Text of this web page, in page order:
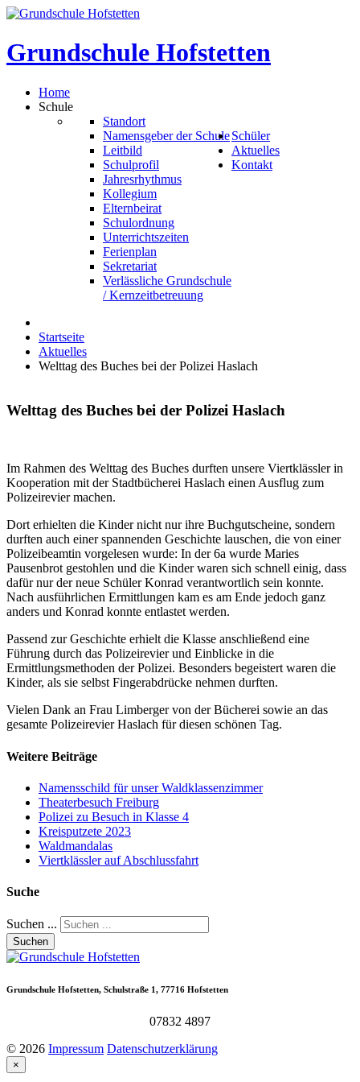
Grundschule Hofstetten
Home
Schule
Standort
Namensgeber der Schule
Leitbild
Schulprofil
Jahresrhythmus
Kollegium
Elternbeirat
Schulordnung
Unterrichtszeiten
Ferienplan
Sekretariat
Verlässliche Grundschule
/ Kernzeitbetreuung
Schüler
Aktuelles
Kontakt
Startseite
Aktuelles
Welttag des Buches bei der Polizei Haslach
Welttag des Buches bei der Polizei Haslach
Im Rahmen des Welttag des Buches durften unsere Viertklässler in
Kooperation mit der Stadtbücherei Haslach einen Ausflug zum
Polizeirevier machen.
Dort erhielten die Kinder nicht nur ihre Buchgutscheine, sondern
durften auch einer spannenden Geschichte lauschen, die von einer
Polizeibeamtin vorgelesen wurde: In der 6a wurde Maries
Pausenbrot gestohlen und die Kinder waren sich schnell einig, dass
dafür nur der neue Schüler Konrad verantwortlich sein konnte.
Nach ausführlichen Ermittlungen kam es am Ende jedoch ganz
anders und Konrad konnte entlastet werden.
Passend zur Geschichte erhielt die Klasse anschließend eine
Führung durch das Polizeirevier und Einblicke in die
Ermittlungsmethoden der Polizei. Besonders begeistert waren die
Kinder, als sie selbst Fingerabdrücke nehmen durften.
Vielen Dank an Frau Limberger von der Bücherei sowie an das
gesamte Polizeirevier Haslach für diesen schönen Tag.
Weitere Beiträge
Namensschild für unser Waldklassenzimmer
Theaterbesuch Freiburg
Polizei zu Besuch in Klasse 4
Kreisputzete 2023
Waldmandalas
Viertklässler auf Abschlussfahrt
Suche
Suchen ...
Suchen
Grundschule Hofstetten, Schulstraße 1, 77716 Hofstetten
07832 4897
© 2026 Impressum Datenschutzerklärung
×